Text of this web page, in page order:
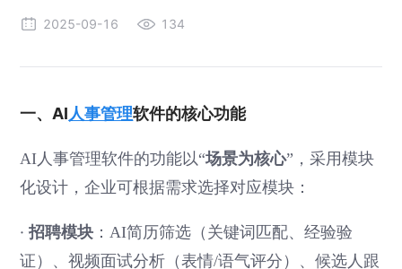
2025-09-16 134
一、AI人事管理软件的核心功能
AI人事管理软件的功能以“场景为核心”，采用模块
化设计，企业可根据需求选择对应模块：
·招聘模块 ：AI简历筛选（关键词匹配、经验验
证）、视频面试分析（表情/语气评分）、候选人跟